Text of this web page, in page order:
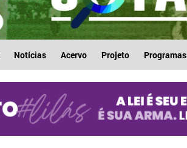
Notícias Acervo Projeto Programas